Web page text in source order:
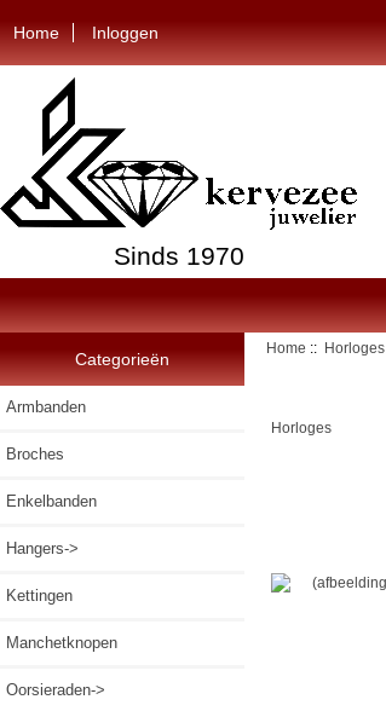
Home Inloggen
Sinds 1970
Categorieën
Armbanden
Broches
Enkelbanden
Hangers->
Kettingen
Manchetknopen
Oorsieraden->
Home :: Horloges
Horloges